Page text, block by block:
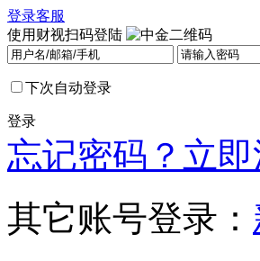
登录客服
使用财视扫码登陆
下次自动登录
登录
忘记密码？ 立
其它账号登录：